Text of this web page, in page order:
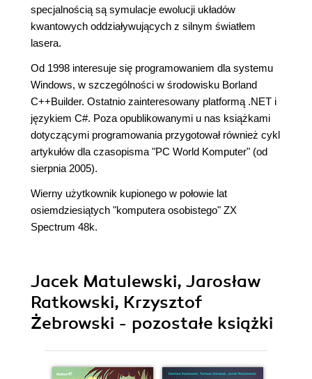
specjalnością są symulacje ewolucji układów
kwantowych oddziaływujących z silnym światłem
lasera.
Od 1998 interesuje się programowaniem dla systemu
Windows, w szczególności w środowisku Borland
C++Builder. Ostatnio zainteresowany platformą .NET i
językiem C#. Poza opublikowanymi u nas książkami
dotyczącymi programowania przygotował również cykl
artykułów dla czasopisma "PC World Komputer" (od
sierpnia 2005).
Wierny użytkownik kupionego w połowie lat
osiemdziesiątych "komputera osobistego" ZX
Spectrum 48k.
Jacek Matulewski, Jarosław
Ratkowski, Krzysztof
Żebrowski - pozostałe książki